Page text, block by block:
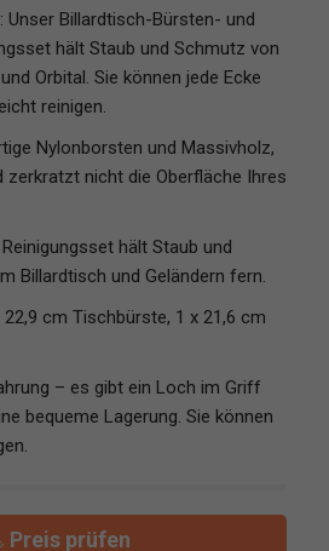
Unser Billardtisch-Bürsten- und
hält Staub und Schmutz von
Orbital. Sie können jede Ecke
reinigen.
Nylonborsten und Massivholz,
nicht die Oberfläche Ihres
hält Staub und
Billardtisch und Geländern fern.
cm Tischbürste, 1 x 21,6 cm
– es gibt ein Loch im Griff
bequeme Lagerung. Sie können
Preis prüfen